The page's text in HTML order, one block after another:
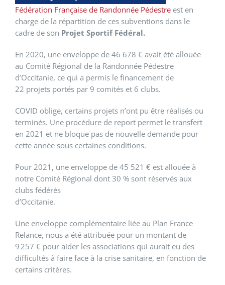
Fédération Française de Randonnée Pédestre est en
charge de la répartition de ces subventions dans le
cadre de son Projet Sportif Fédéral.
En 2020, une enveloppe de 46 678 € avait été allouée
au Comité Régional de la Randonnée Pédestre
d’Occitanie, ce qui a permis le financement de
22 projets portés par 9 comités et 6 clubs.
COVID oblige, certains projets n’ont pu être réalisés ou
terminés. Une procédure de report permet le transfert
en 2021 et ne bloque pas de nouvelle demande pour
cette année sous certaines conditions.
Pour 2021, une enveloppe de 45 521 € est allouée à
notre Comité Régional dont 30 % sont réservés aux
clubs fédérés
d’Occitanie.
Une enveloppe complémentaire liée au Plan France
Relance, nous a été attribuée pour un montant de
9 257 € pour aider les associations qui aurait eu des
difficultés à faire face à la crise sanitaire, en fonction de
certains critères.